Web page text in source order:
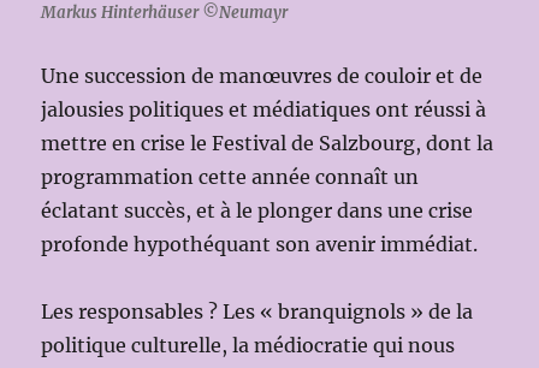
Markus Hinterhäuser ©Neumayr
Une succession de manœuvres de couloir et de
jalousies politiques et médiatiques ont réussi à
mettre en crise le Festival de Salzbourg, dont la
programmation cette année connaît un
éclatant succès, et à le plonger dans une crise
profonde hypothéquant son avenir immédiat.
Les responsables ? Les « branquignols » de la
politique culturelle, la médiocratie qui nous